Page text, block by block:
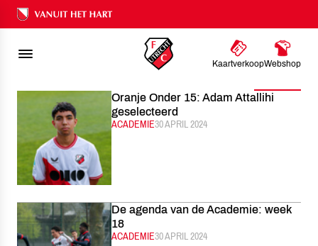
Ons nalatenschap
KaartverkoopWebshop
FC UTRECHT NIEUWS
Oranje Onder 15: Adam Attallihi
geselecteerd
CATEGORIE:
ACADEMIEGEPUBLICEERD:
30 APRIL 2024
De agenda van de Academie: week
18
CATEGORIE:
ACADEMIEGEPUBLICEERD:
30 APRIL 2024